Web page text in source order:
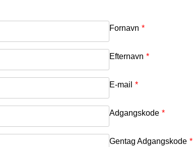
Fornavn *
Efternavn *
E-mail *
Adgangskode *
Gentag Adgangskode *
E-mail
Adgangskode